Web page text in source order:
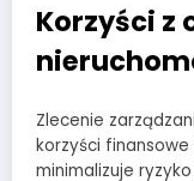
Korzyści z
Zlecenie
korzyści
minimalizuje